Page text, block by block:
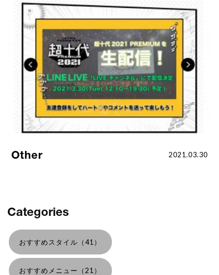
Other 2021.03.30
Categories
おすすめスタイル（41）
おすすめメニュー（21）